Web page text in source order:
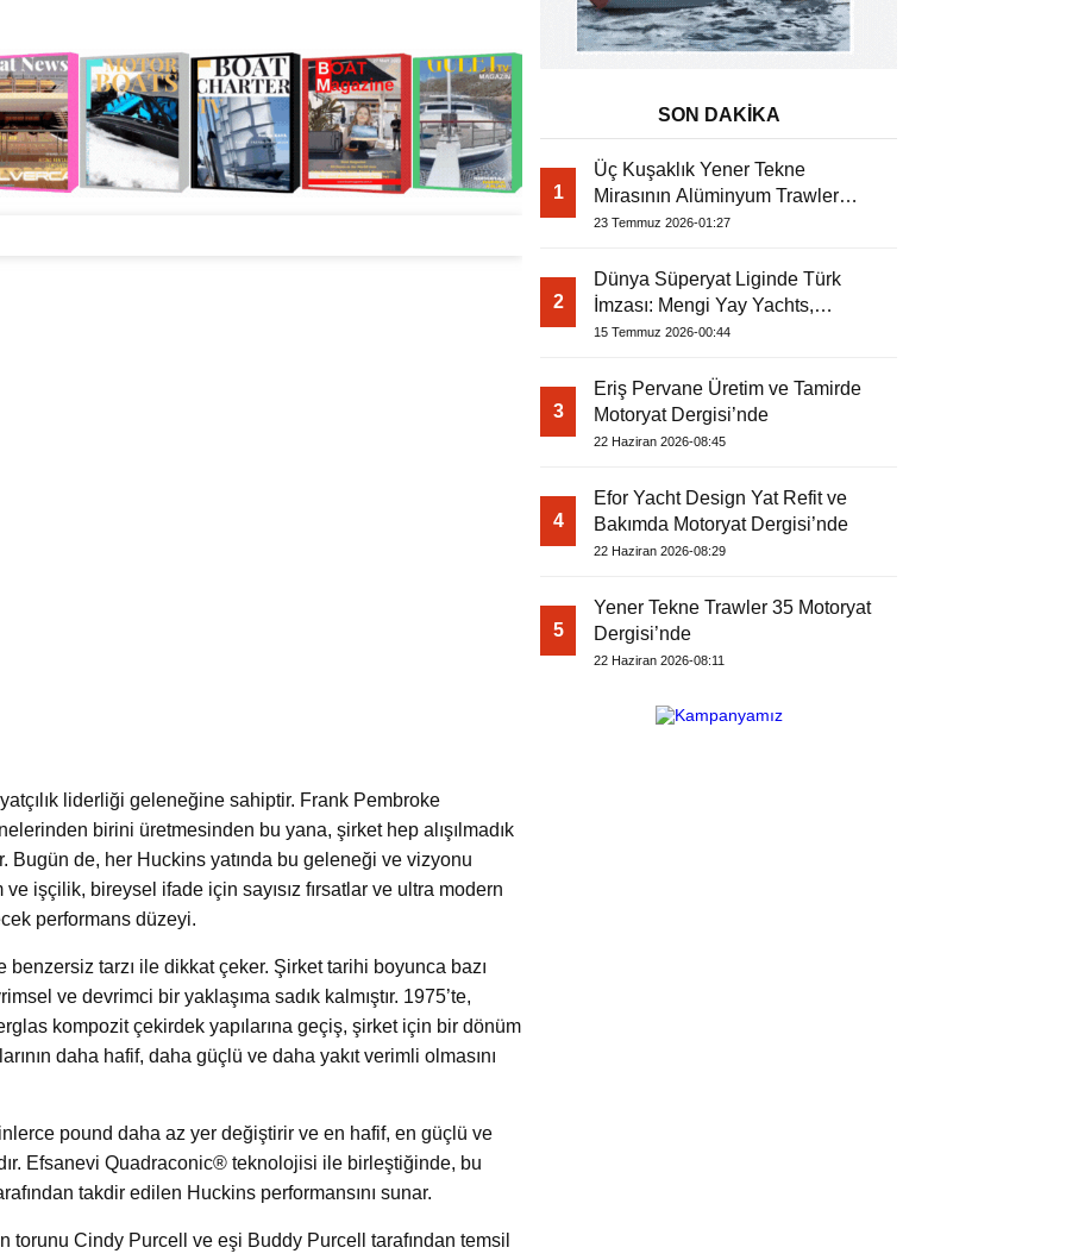
liderliği geleneğine sahiptir. Frank Pembroke
birini üretmesinden bu yana, şirket hep alışılmadık
Bugün de, her Huckins yatında bu geleneği ve vizyonu
işçilik, bireysel ifade için sayısız fırsatlar ve ultra modern
performans düzeyi.
tarzı ile dikkat çeker. Şirket tarihi boyunca bazı
ve devrimci bir yaklaşıma sadık kalmıştır. 1975’te,
kompozit çekirdek yapılarına geçiş, şirket için bir dönüm
daha hafif, daha güçlü ve daha yakıt verimli olmasını
pound daha az yer değiştirir ve en hafif, en güçlü ve
Efsanevi Quadraconic® teknolojisi ile birleştiğinde, bu
takdir edilen Huckins performansını sunar.
torunu Cindy Purcell ve eşi Buddy Purcell tarafından temsil
SON DAKİKA
1
Üç Kuşaklık Yener Tekne
Mirasının Alüminyum Trawler
Yorumu
23 Temmuz 2026-01:27
2
Dünya Süperyat Liginde Türk
İmzası: Mengi Yay Yachts,
Amphib II’yi Denize İndirdi
15 Temmuz 2026-00:44
3
Eriş Pervane Üretim ve Tamirde
Motoryat Dergisi’nde
22 Haziran 2026-08:45
4
Efor Yacht Design Yat Refit ve
Bakımda Motoryat Dergisi’nde
22 Haziran 2026-08:29
5
Yener Tekne Trawler 35 Motoryat
Dergisi’nde
22 Haziran 2026-08:11